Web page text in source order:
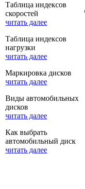
Таблица индексов
скоростей
читать далее
Таблица индексов
нагрузки
читать далее
Маркировка дисков
читать далее
Виды автомобильных
дисков
читать далее
Как выбрать
автомобильный диск
читать далее